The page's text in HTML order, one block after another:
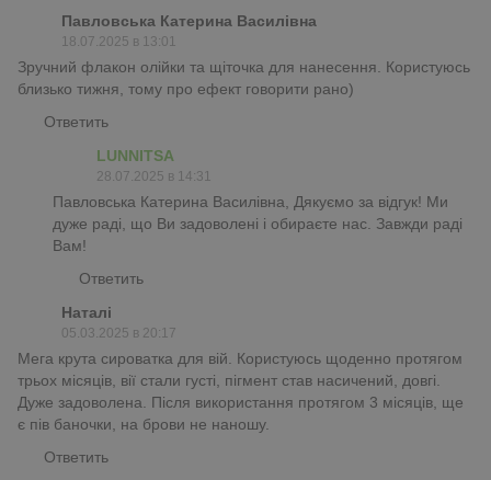
Павловська Катерина Василівна
18.07.2025 в 13:01
Зручний флакон олійки та щіточка для нанесення. Користуюсь
близько тижня, тому про ефект говорити рано)
Ответить
LUNNITSA
28.07.2025 в 14:31
Павловська Катерина Василівна, Дякуємо за відгук! Ми
дуже раді, що Ви задоволені і обираєте нас. Завжди раді
Вам!
Ответить
Наталі
05.03.2025 в 20:17
Мега крута сироватка для вій. Користуюсь щоденно протягом
трьох місяців, вії стали густі, пігмент став насичений, довгі.
Дуже задоволена. Після використання протягом 3 місяців, ще
є пів баночки, на брови не наношу.
Ответить